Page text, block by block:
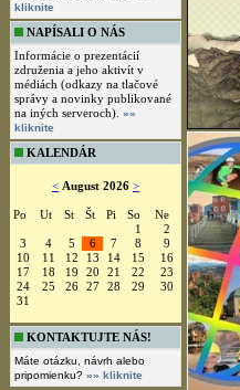
kliknite
NAPÍSALI O NÁS
Informácie o prezentácií
združenia a jeho aktivít v
médiách (odkazy na tlačové
správy a novinky publikované
na iných serveroch). »»
kliknite
KALENDÁR
< August 2026 >
Po Ut St Št Pi So
Ne
1
2
3
4 5 6 7 8
9
10
11 12 13 14 15
16
17
18 19 20 21 22
23
24
25 26 27 28 29
30
31
KONTAKTUJTE NÁS!
Máte otázku, návrh alebo
pripomienku? »» kliknite